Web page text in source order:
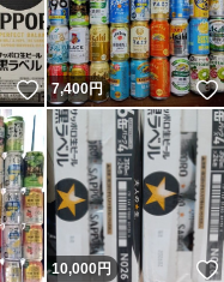
いいね！
7,400円
10,000円